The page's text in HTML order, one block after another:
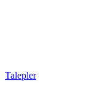
Talepler